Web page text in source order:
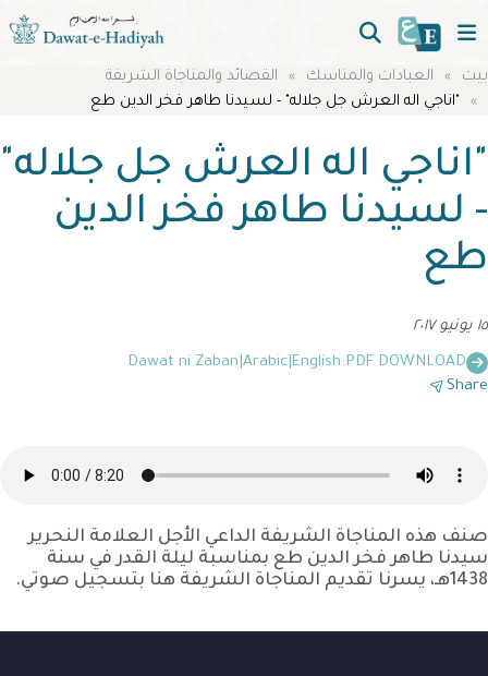
بيت العبادات والمناسك
القصائد والمناجاة الشريفة
"اناجي اله العرش جل جلاله" - لسيدنا طاهر فخر الدين طع
"اناجي اله العرش جل جلاله"
- لسيدنا طاهر فخر الدين
طع
١٥ يونيو ٢٠١٧
PDF DOWNLOAD:
English
Arabic
Dawat ni Zaban
Share
صنف هذه المناجاة الشريفة الداعي الأجل العلامة النحرير
سيدنا طاهر فخر الدين طع بمناسبة ليلة القدر في سنة
1438هـ، يسرنا تقديم المناجاة الشريفة هنا بتسجيل صوتي.